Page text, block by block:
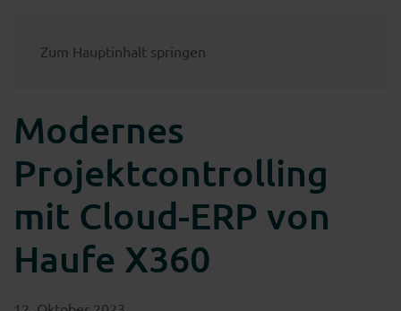
Zum Hauptinhalt springen
Modernes
Projektcontrolling
mit Cloud-ERP von
Haufe X360